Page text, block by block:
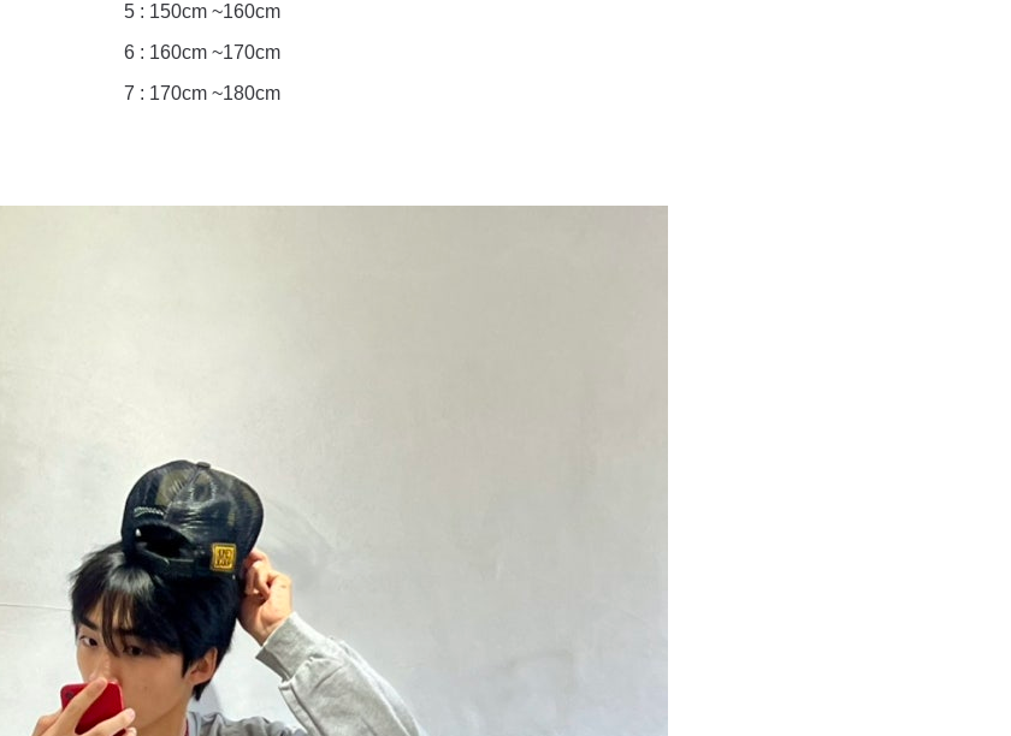
5 : 150cm ~160cm
6 : 160cm ~170cm
7 : 170cm ~180cm